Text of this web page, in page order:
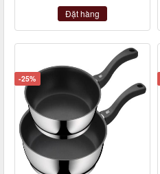
Đặt hàng
-25%